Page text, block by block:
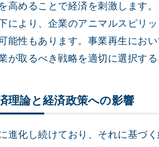
高めることで経済を刺激します
により、企業のアニマルスピリ
能性もあります。事業再生にお
が取るべき戦略を適切に選択する
理論と経済政策への影響
進化し続けており、それに基づ